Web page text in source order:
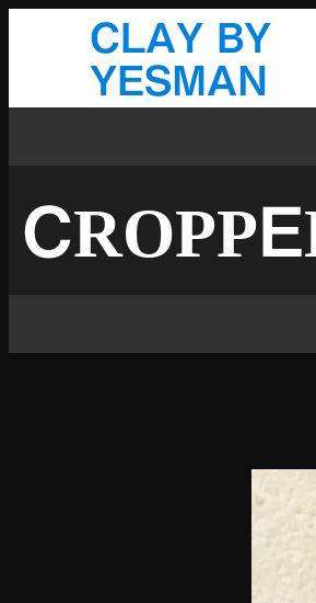
CLAY BY
YESMAN